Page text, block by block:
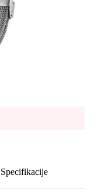
Specifikacije